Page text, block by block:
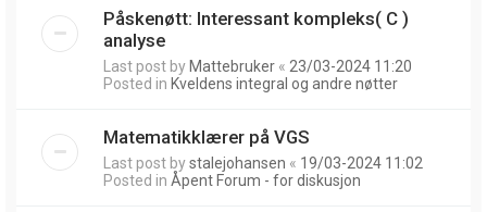
Påskenøtt: Interessant kompleks( C )
analyse
Last post by Mattebruker « 23/03-2024 11:20
Posted in Kveldens integral og andre nøtter
Matematikklærer på VGS
Last post bystalejohansen « 19/03-2024 11:02
Posted in Åpent Forum - for diskusjon